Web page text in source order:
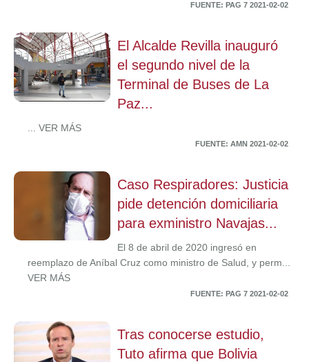
FUENTE: PAG 7 2021-02-02
El Alcalde Revilla inauguró
el segundo nivel de la
Terminal de Buses de La
Paz...
... VER MÁS
FUENTE: AMN 2021-02-02
Caso Respiradores: Justicia
pide detención domiciliaria
para exministro Navajas...
El 8 de abril de 2020 ingresó en
reemplazo de Aníbal Cruz como ministro de Salud, y perm...
VER MÁS
FUENTE: PAG 7 2021-02-02
Tras conocerse estudio,
Tuto afirma que Bolivia